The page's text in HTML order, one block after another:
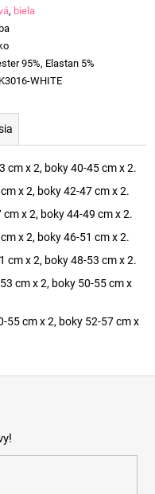
, biela
95%, Elastan 5%
WHITE
cm x 2, boky 40-45 cm x 2.
x 2, boky 42-47 cm x 2.
x 2, boky 44-49 cm x 2.
x 2, boky 46-51 cm x 2.
cm x 2, boky 48-53 cm x 2.
cm x 2, boky 50-55 cm x
55 cm x 2, boky 52-57 cm x